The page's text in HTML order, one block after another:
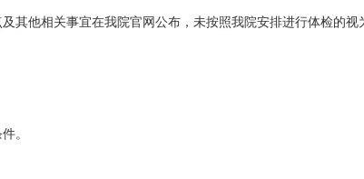
其他相关事宜在我院官网公布，未按照我院安排进行体检的视
。